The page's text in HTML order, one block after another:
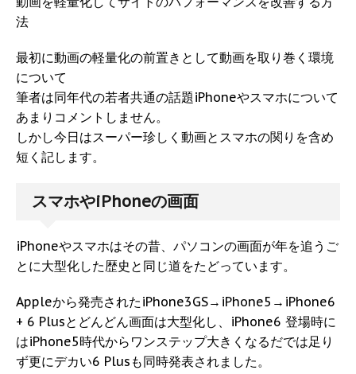
法
最初に動画の軽量化の前置きとして動画を取り巻く環境
について
筆者は同年代の若者共通の話題iPhoneやスマホについて
あまりコメントしません。
しかし今日はスーパー珍しく動画とスマホの関りを含め
短く記します。
スマホやiPhoneの画面
iPhoneやスマホはその昔、パソコンの画面が年を追うご
とに大型化した歴史と同じ道をたどっています。
Appleから発売されたiPhone3GS→iPhone5→iPhone6
+ 6 Plusとどんどん画面は大型化し、iPhone6 登場時に
はiPhone5時代からワンステップ大きくなるだでは足り
ず更にデカい6 Plusも同時発表されました。